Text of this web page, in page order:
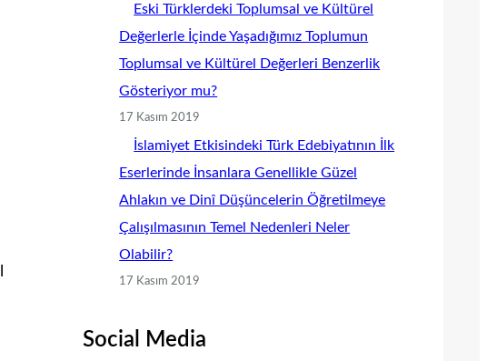
Eski Türklerdeki Toplumsal ve Kültürel
Değerlerle İçinde Yaşadığımız Toplumun
Toplumsal ve Kültürel Değerleri Benzerlik
Gösteriyor mu?
17 Kasım 2019
İslamiyet Etkisindeki Türk Edebiyatının İlk
Eserlerinde İnsanlara Genellikle Güzel
Ahlakın ve Dinî Düşüncelerin Öğretilmeye
Çalışılmasının Temel Nedenleri Neler
Olabilir?
17 Kasım 2019
Social Media